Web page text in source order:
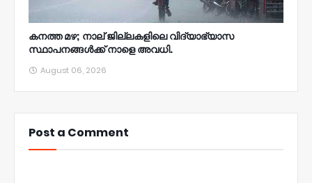
കനത്ത മഴ; നാല്‌ ജില്ലകളിലെ വിദ്യാഭ്യാസ
സ്ഥാപനങ്ങൾക്ക് നാളെ അവധി.
August 06, 2026
Post a Comment